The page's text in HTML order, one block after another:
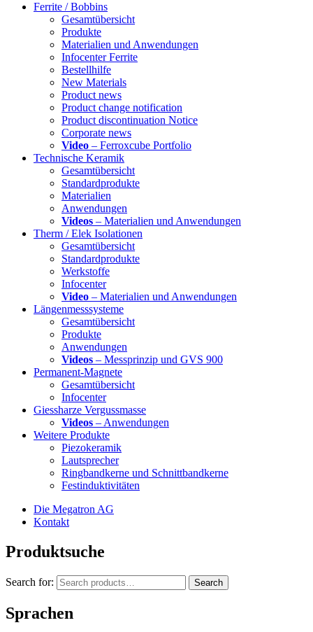
Ferrite / Bobbins
Gesamtübersicht
Produkte
Materialien und Anwendungen
Infocenter Ferrite
Bestellhilfe
New Materials
Product news
Product change notification
Product discontinuation Notice
Corporate news
Video – Ferroxcube Portfolio
Technische Keramik
Gesamtübersicht
Standardprodukte
Materialien
Anwendungen
Videos – Materialien und Anwendungen
Therm / Elek Isolationen
Gesamtübersicht
Standardprodukte
Werkstoffe
Infocenter
Video – Materialien und Anwendungen
Längenmesssysteme
Gesamtübersicht
Produkte
Anwendungen
Videos – Messprinzip und GVS 900
Permanent-Magnete
Gesamtübersicht
Infocenter
Giessharze Vergussmasse
Videos – Anwendungen
Weitere Produkte
Piezokeramik
Lautsprecher
Ringbandkerne und Schnittbandkerne
Festinduktivitäten
Die Megatron AG
Kontakt
Produktsuche
Search for: Search
Sprachen